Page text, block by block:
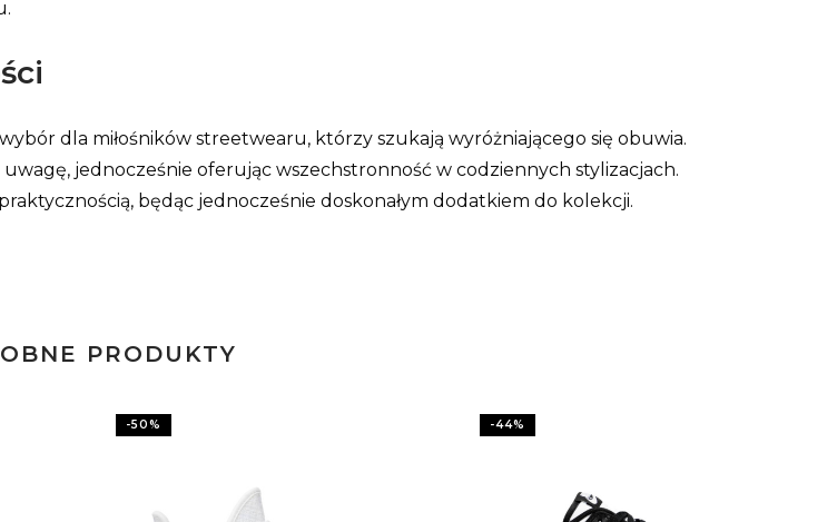
dla miłośników streetwearu, którzy szukają wyróżniającego się obuwia.
jednocześnie oferując wszechstronność w codziennych stylizacjach.
będąc jednocześnie doskonałym dodatkiem do kolekcji.
PRODUKTY
-50% -44%